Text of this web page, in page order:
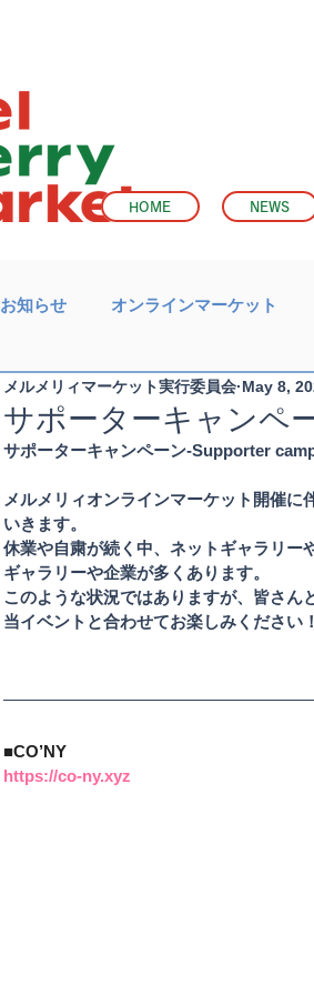
HOME NEWS
お知らせ オンラインマーケット
サポーターキャンペ
メルメリィマーケット実行委員会 May 8,
サポーターキャンペーン-Supporter
メルメリィオンラインマーケット開催
いきます。
休業や自粛が続く中、ネットギャラリー
ギャラリーや企業が多くあります。
このような状況ではありますが、皆さん
当イベントと合わせてお楽しみください！
■CO’NY
https://co-ny.xyz